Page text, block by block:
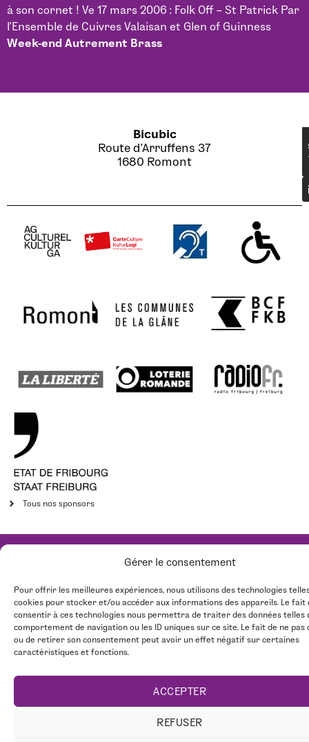
Gérer le consentement
Pour offrir les meilleures expériences, nous utilisons des technologies
cookies pour stocker et/ou accéder aux informations des appareils. Le fait
consentir à ces technologies nous permettra de traiter des données telles
comportement de navigation ou les ID uniques sur ce site. Le fait de ne pas
ou de retirer son consentement peut avoir un effet négatif sur certaines
caractéristiques et fonctions.
ACCEPTER
REFUSER
à son cornet ! Ve 17 mars 2006 : Folk Off – St Patrick Par
l’Ensemble de Cuivres Valaisan et Glen of Guinness
Week-end Autrement Brass
Bicubic
Route d’Arruffens 37
1680 Romont
Tous nos sponsors